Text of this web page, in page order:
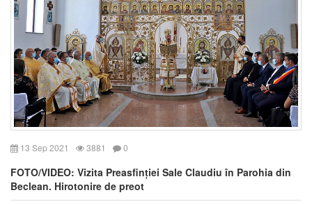
13 Sep 2021 3881 0
FOTO/VIDEO: Vizita Preasfinției Sale Claudiu în Parohia din
Beclean. Hirotonire de preot